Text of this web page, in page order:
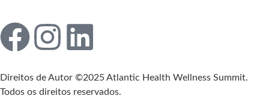
Direitos de Autor ©2025 Atlantic Health Wellness Summit.
Todos os direitos reservados.